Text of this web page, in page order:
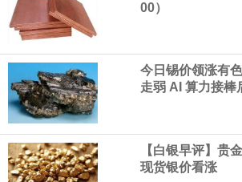
INC）：CBOE 欧洲清算所将于 8 月 24
业务拓展至固定收益品类。
周四，亚洲科技股下跌，跟随隔夜交易
全球科技股波动性的加剧。 日本市场中
00）
今日锡价领涨有
走弱 AI 算力接棒
【白银早评】贵
现货银价看涨